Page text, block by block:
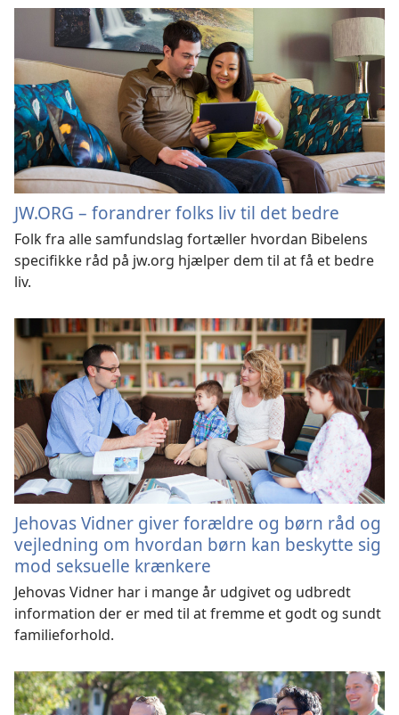
JW.ORG – forandrer folks liv til det bedre
Folk fra alle samfundslag fortæller hvordan Bibelens
specifikke råd på jw.org hjælper dem til at få et bedre
liv.
Jehovas Vidner giver forældre og børn råd og
vejledning om hvordan børn kan beskytte sig
mod seksuelle krænkere
Jehovas Vidner har i mange år udgivet og udbredt
information der er med til at fremme et godt og sundt
familieforhold.